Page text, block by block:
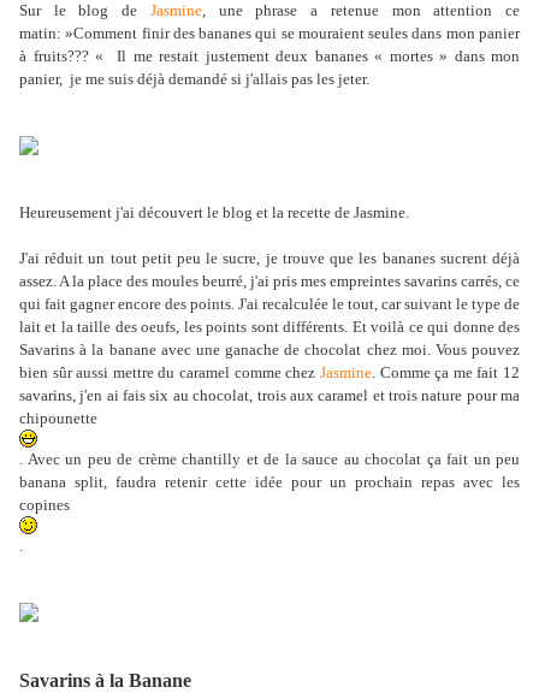
Sur le blog de Jasmine, une phrase a retenue mon attention ce
matin: »Comment finir des bananes qui se mouraient seules dans mon panier
à fruits??? « Il me restait justement deux bananes « mortes » dans mon
panier, je me suis déjà demandé si j'allais pas les jeter.
Heureusement j'ai découvert le blog et la recette de Jasmine.
J'ai réduit un tout petit peu le sucre, je trouve que les bananes sucrent déjà
assez. A la place des moules beurré, j'ai pris mes empreintes savarins carrés, ce
qui fait gagner encore des points. J'ai recalculée le tout, car suivant le type de
lait et la taille des oeufs, les points sont différents. Et voilà ce qui donne des
Savarins à la banane avec une ganache de chocolat chez moi. Vous pouvez
bien sûr aussi mettre du caramel comme chez Jasmine. Comme ça me fait 12
savarins, j'en ai fais six au chocolat, trois aux caramel et trois nature pour ma
chipounette
. Avec un peu de crème chantilly et de la sauce au chocolat ça fait un peu
banana split, faudra retenir cette idée pour un prochain repas avec les
copines
.
Savarins à la Banane